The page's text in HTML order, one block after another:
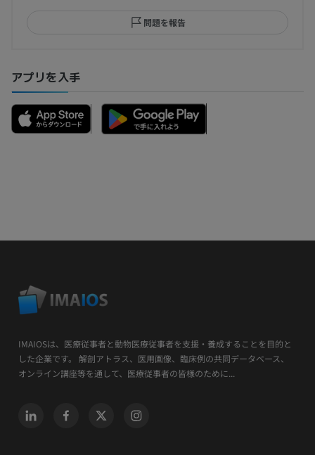
問題を報告
アプリを入手
IMAIOSは、医療従事者と動物医療従事者を支援・養成することを目的と
した企業です。 解剖アトラス、医用画像、臨床例の共同データベース、
オンライン講座等を通して、医療従事者の皆様のために...